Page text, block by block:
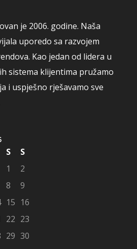
je 2006. godine. Naša
uporedo sa razvojem
Kao jedan od lidera u
sistema klijentima pružamo
i uspješno rješavamo sve
S
S
1
2
8
9
15 16
22 23
29 30